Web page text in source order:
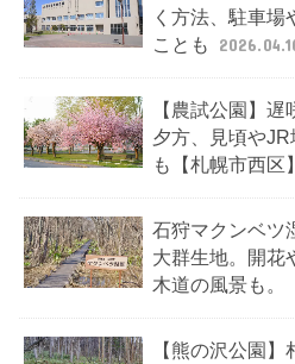
く方法、駐車場
ことも
【農試公園】
夕方、見頃や
も【札幌市西区
石狩マクンベツ
大群生地。開花
木道の風景も。
【熊の沢公園